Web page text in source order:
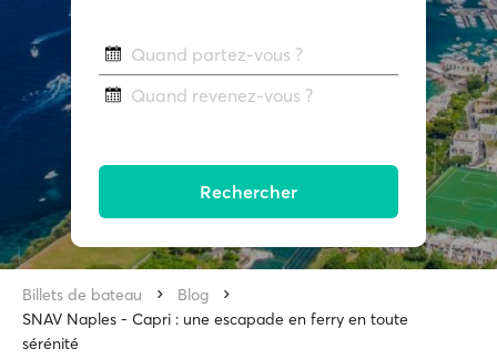
Quand partez-vous ?
Quand revenez-vous ?
Rechercher
Billets de bateau
Blog
SNAV Naples - Capri : une escapade en ferry en toute
sérénité